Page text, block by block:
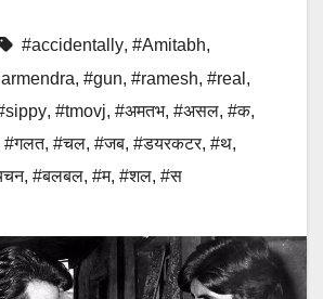
#accidentally, #Amitabh,
, #gun, #ramesh, #real ,
, #tmovj, #अमतभ, #असल, #क,
#गलत, #चल, #जब, #डयरकटर, #थ,
, #बलबल, #म, #शल, #स